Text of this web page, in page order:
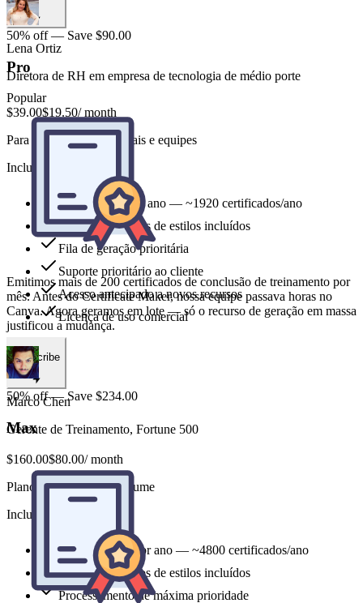
50% off — Save $90.00
Pro
Popular
$39.00$19.50/ month
Para criadores profissionais e equipes
Includes
9,600 credits por ano — ~1920 certificados/ano
Todos os modelos de estilos incluídos
Fila de geração prioritária
Suporte prioritário ao cliente
Acesso antecipado a novos recursos
Licença de uso comercial
Subscribe
50% off — Save $234.00
Max
$160.00$80.00/ month
Plano anual para alto volume
Includes
24,000 credits por ano — ~4800 certificados/ano
Todos os modelos de estilos incluídos
Processamento de máxima prioridade
Emitimos mais de 200 certificados de conclusão de treinamento por
mês. Antes do Certificate Maker, nossa equipe passava horas no
Canva. Agora geramos em lote — só o recurso de geração em massa
justificou a mudança.
Marco Chen
Gerente de Treinamento, Fortune 500
Pais e formandos sempre ficam impressionados com a qualidade dos
diplomas. Os modelos com borda dourada parecem realmente
premium. Precisamos de algumas rodadas para ajustar a
renderização do texto em japonês, mas o suporte foi ágil.